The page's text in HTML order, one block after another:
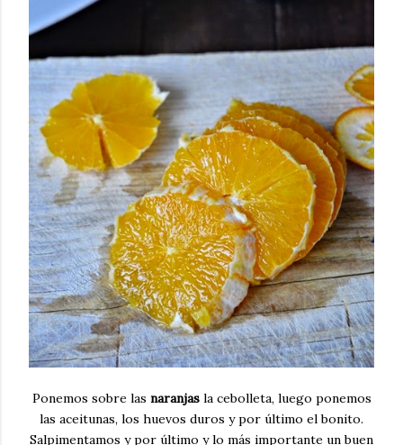
Ponemos sobre las naranjasla cebolleta, luego ponemos
las aceitunas, los huevos duros y por último el bonito.
Salpimentamos y por último y lo más importante un buen